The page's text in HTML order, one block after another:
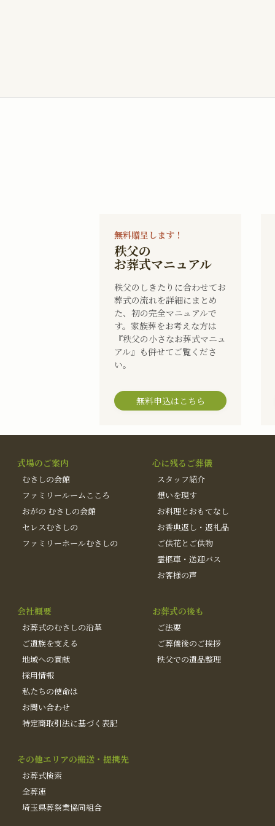
無料贈呈します！
秩父の
お葬式マニュアル
秩父のしきたりに合わせてお
葬式の流れを詳細にまとめ
た、初の完全マニュアルで
す。家族葬をお考えな方は
『秩父の小さなお葬式マニュ
アル』も併せてご覧くださ
い。
無料申込はこちら
式場のご案内
むさしの会館
ファミリールームこころ
おがの むさしの会館
セレスむさしの
ファミリーホールむさしの
心に残るご葬儀
スタッフ紹介
想いを現す
お料理とおもてなし
お香典返し・返礼品
ご供花とご供物
霊柩車・送迎バス
お客様の声
会社概要
お葬式のむさしの沿革
ご遺族を支える
地域への貢献
採用情報
私たちの使命は
お問い合わせ
特定商取引法に基づく表記
お葬式の後も
ご法要
ご葬儀後のご挨拶
秩父での遺品整理
その他エリアの搬送・提携先
お葬式検索
全葬連
埼玉県葬祭業協同組合